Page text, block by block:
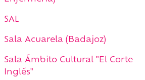
SAL
Sala Acuarela (Badajoz)
Sala Ámbito Cultural "El Corte
Inglés"